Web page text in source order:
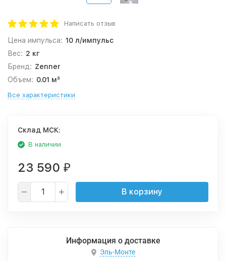
Написать отзыв
Цена импульса: 10 л/импульс
Вес: 2 кг
Бренд: Zenner
Объем: 0.01 м³
Все характеристики
Cклад МСК:
В наличии
23 590 ₽
В корзину
Информация о доставке
Эль-Монте